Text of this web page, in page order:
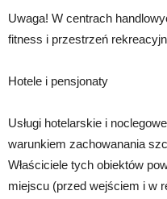
Uwaga! W centrach
fitness i przestrzeń
Hotele i pensjonaty
Usługi hotelarskie i
warunkiem zachowanania
Właściciele tych obiektów
miejscu (przed wejściem i w